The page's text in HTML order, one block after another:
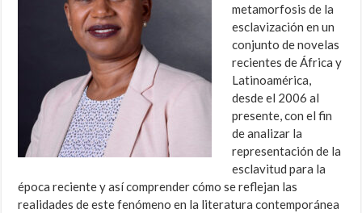
metamorfosis de la
esclavización en un
conjunto de novelas
recientes de África y
Latinoamérica,
desde el 2006 al
presente, con el fin
de analizar la
representación de la
esclavitud para la
época reciente y así comprender cómo se reflejan las
realidades de este fenómeno en la literatura contemporánea